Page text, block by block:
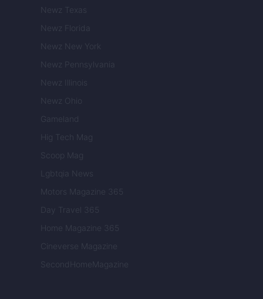
Newz Texas
Newz Florida
Newz New York
Newz Pennsylvania
Newz Illinois
Newz Ohio
Gameland
Hig Tech Mag
Scoop Mag
Lgbtqia News
Motors Magazine 365
Day Travel 365
Home Magazine 365
Cineverse Magazine
SecondHomeMagazine